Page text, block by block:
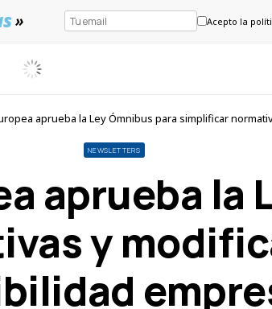
» Acepto la
aprueba la Ley Ómnibus para simplificar
NEWSLETTERS
aprueba la
y